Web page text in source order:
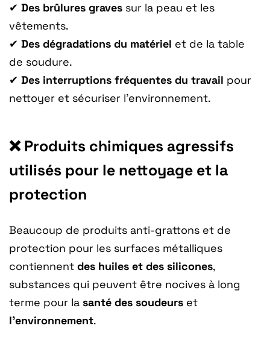
✔ Des brûlures graves sur la peau et les
vêtements.
✔ Des dégradations du matériel et de la table
de soudure.
✔ Des interruptions fréquentes du travail pour
nettoyer et sécuriser l’environnement.
❌ Produits chimiques agressifs
utilisés pour le nettoyage et la
protection
Beaucoup de produits anti-grattons et de
protection pour les surfaces métalliques
contiennent des huiles et des silicones,
substances qui peuvent être nocives à long
terme pour la santé des soudeurs et
l’environnement.